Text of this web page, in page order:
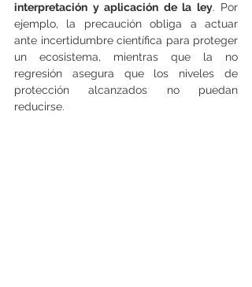
interpretación y aplicación de la ley. Por
ejemplo, la precaución obliga a actuar
ante incertidumbre científica para proteger
un ecosistema, mientras que la no
regresión asegura que los niveles de
protección alcanzados no puedan
reducirse.